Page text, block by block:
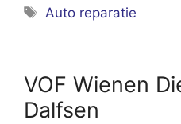
Tags
Auto reparatie
VOF Wienen
Dalfsen